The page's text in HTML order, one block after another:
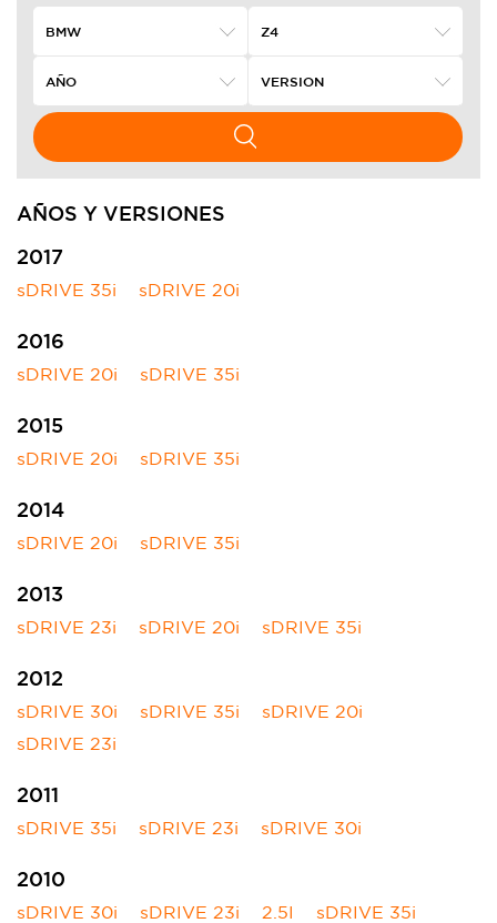
AÑOS Y VERSIONES
2017
sDRIVE 35i sDRIVE 20i
2016
sDRIVE 20i sDRIVE 35i
2015
sDRIVE 20i sDRIVE 35i
2014
sDRIVE 20i sDRIVE 35i
2013
sDRIVE 23i sDRIVE 20i sDRIVE 35i
2012
sDRIVE 30i sDRIVE 35i
sDRIVE 20i
sDRIVE 23i
2011
sDRIVE 35i sDRIVE 23i sDRIVE 30i
2010
sDRIVE 30i sDRIVE 23i 2.5I sDRIVE 35i